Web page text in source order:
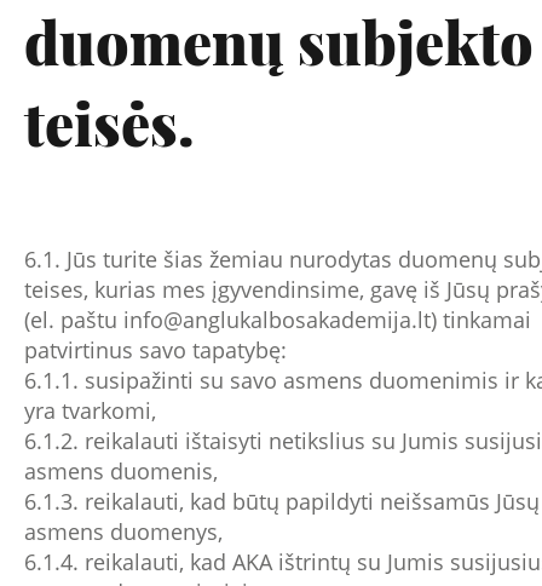
duomenų subjekto
teisės.
6.1. Jūs turite šias žemiau nurodytas duomenų
teises, kurias mes įgyvendinsime, gavę iš Jūsų
(el. paštu info@anglukalbosakademija.lt) tinkamai
patvirtinus savo tapatybę:
6.1.1. susipažinti su savo asmens duomenimis ir
yra tvarkomi,
6.1.2. reikalauti ištaisyti netikslius su Jumis
asmens duomenis,
6.1.3. reikalauti, kad būtų papildyti neišsamūs Jūsų
asmens duomenys,
6.1.4. reikalauti, kad AKA ištrintų su Jumis